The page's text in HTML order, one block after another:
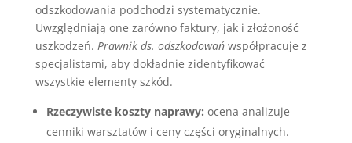
odszkodowania podchodzi systematycznie.
Uwzględniają one zarówno faktury, jak i złożoność
uszkodzeń. Prawnik ds. odszkodowańwspółpracuje z
specjalistami, aby dokładnie zidentyfikować
wszystkie elementy szkód.
Rzeczywiste koszty naprawy: ocena analizuje
cenniki warsztatów i ceny części oryginalnych.